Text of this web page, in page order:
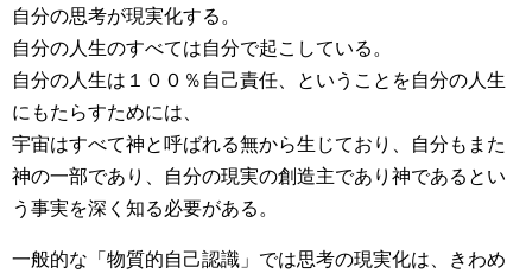
自分の思考が現実化する。
自分の人生のすべては自分で起こしている。
自分の人生は１００％自己責任、ということを自分の人生
にもたらすためには、
宇宙はすべて神と呼ばれる無から生じており、自分もまた
神の一部であり、自分の現実の創造主であり神であるとい
う事実を深く知る必要がある。
一般的な「物質的自己認識」では思考の現実化は、きわめ